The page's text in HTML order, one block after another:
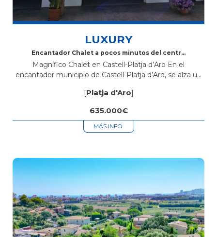
LUXURY
Encantador Chalet a pocos minutos del centro
Magnífico Chalet en Castell-Platja d’Aro En el
encantador municipio de Castell-Platja d’Aro, se alza un
en el centro de la...
[Platja d'Aro]
635.000€
MÁS INFO.